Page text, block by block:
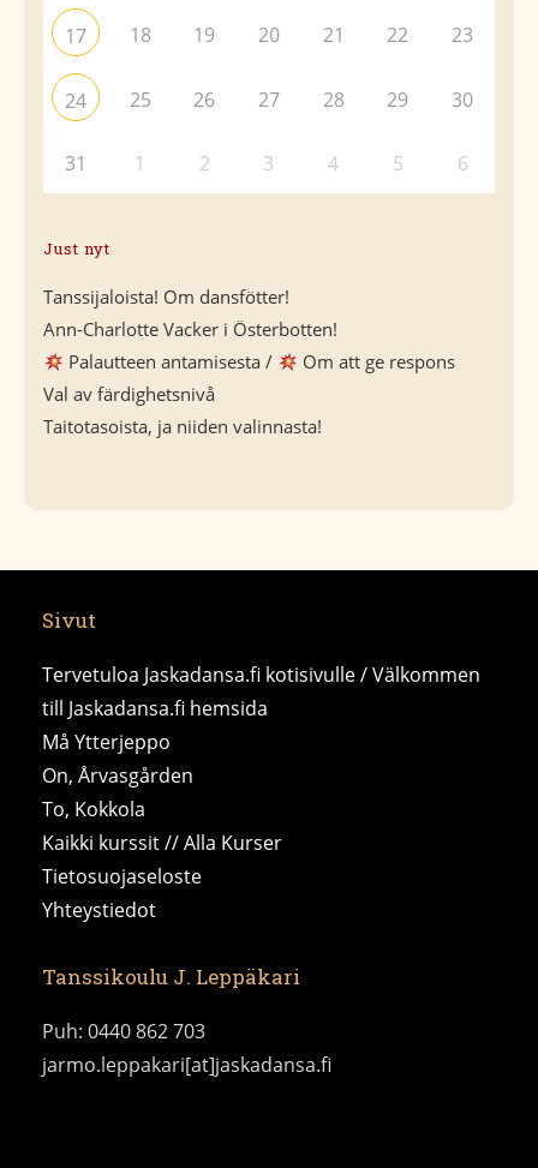
17 18 19 20 21 22 23
24 25 26 27 28 29 30
31 1 2 3 4 5 6
Just nyt
Tanssijaloista! Om dansfötter!
Ann-Charlotte Vacker i Österbotten!
Palautteen antamisesta /
Om att ge respons
Val av färdighetsnivå
Taitotasoista, ja niiden valinnasta!
Sivut
Tervetuloa Jaskadansa.fi kotisivulle / Välkommen
till Jaskadansa.fi hemsida
Må Ytterjeppo
On, Årvasgården
To, Kokkola
Kaikki kurssit // Alla Kurser
Tietosuojaseloste
Yhteystiedot
Tanssikoulu J. Leppäkari
Puh: 0440 862 703
jarmo.leppakari[at]jaskadansa.fi